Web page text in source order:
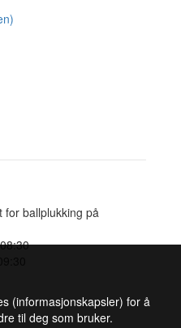
ballplukking på
(informasjonskapsler) for å
til deg som bruker.